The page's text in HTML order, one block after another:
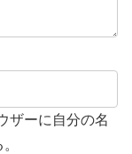
ザーに自分の名